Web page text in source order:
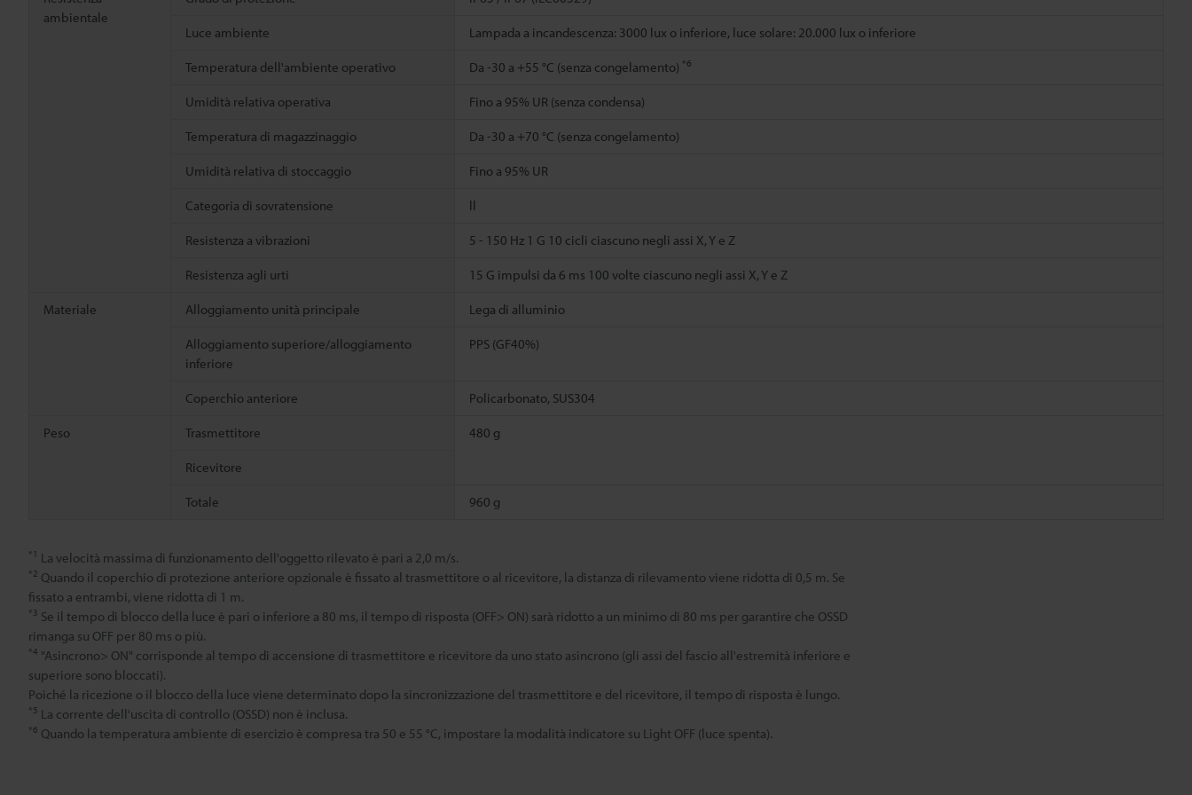
ambientale
Luce ambiente Lampada a incandescenza: 3000 lux o inferiore, luce solare: 20.000 lux o inferiore
Temperatura dell'ambiente operativo Da -30 a +55 °C (senza congelamento) *6
Umidità relativa operativa Fino a 95% UR (senza condensa)
Temperatura di magazzinaggio Da -30 a +70 °C (senza congelamento)
Umidità relativa di stoccaggio Fino a 95% UR
Categoria di sovratensione ll
Resistenza a vibrazioni 5 - 150 Hz 1 G 10 cicli ciascuno negli assi X, Y e Z
Resistenza agli urti 15 G impulsi da 6 ms 100 volte ciascuno negli assi X, Y e Z
Materiale Alloggiamento unità principale Lega di alluminio
Alloggiamento superiore/alloggiamento
inferiore
PPS (GF40%)
Coperchio anteriore Policarbonato, SUS304
Peso Trasmettitore 480 g
Ricevitore
Totale 960 g
*1 La velocità massima di funzionamento dell'oggetto rilevato è pari a 2,0 m/s.
*2 Quando il coperchio di protezione anteriore opzionale è fissato al trasmettitore o al ricevitore, la distanza di rilevamento viene ridotta di 0,5 m. Se
fissato a entrambi, viene ridotta di 1 m.
*3 Se il tempo di blocco della luce è pari o inferiore a 80 ms, il tempo di risposta (OFF> ON) sarà ridotto a un minimo di 80 ms per garantire che OSSD
rimanga su OFF per 80 ms o più.
*4 "Asincrono> ON" corrisponde al tempo di accensione di trasmettitore e ricevitore da uno stato asincrono (gli assi del fascio all'estremità inferiore e
superiore sono bloccati).
Poiché la ricezione o il blocco della luce viene determinato dopo la sincronizzazione del trasmettitore e del ricevitore, il tempo di risposta è lungo.
*5 La corrente dell'uscita di controllo (OSSD) non è inclusa.
*6 Quando la temperatura ambiente di esercizio è compresa tra 50 e 55 °C, impostare la modalità indicatore su Light OFF (luce spenta).